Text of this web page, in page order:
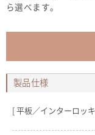
ら選べます。
製品仕様
平板／インターロッ